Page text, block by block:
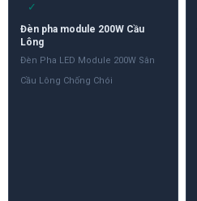
✓
Đèn pha module 200W Cầu
Lông
Đèn Pha LED Module 200W Sân
Cầu Lông Chống Chói